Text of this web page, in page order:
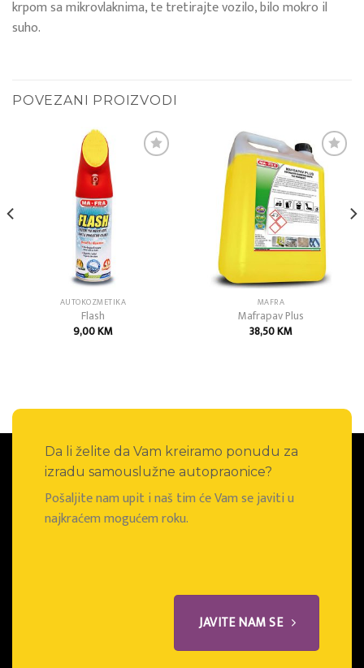
krpom sa mikrovlaknima, te tretirajte vozilo, bilo mokro il
suho.
POVEZANI PROIZVODI
AUTOKOZMETIKA
Flash
9,00KM
Add to
wishlist
MAFRA
Mafrapav Plus
38,50KM
Da li želite da Vam kreiramo ponudu za
izradu samouslužne autopraonice?
Pošaljite nam upit i naš tim će Vam se javiti u
najkraćem mogućem roku.
JAVITE NAM SE